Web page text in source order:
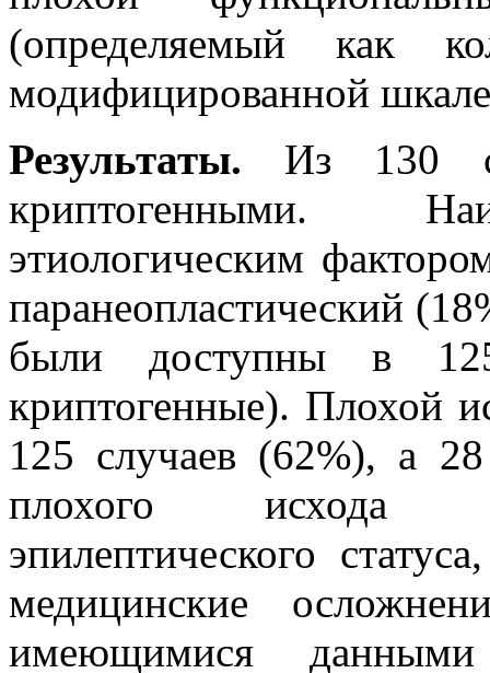
(определяемый как
модифицированной
Результаты. Из 130
криптогенными.
этиологическим
паранеопластический
были доступны в
криптогенные). Плохой
125 случаев (62%), а
плохого исхода
эпилептического
медицинские
имеющимися